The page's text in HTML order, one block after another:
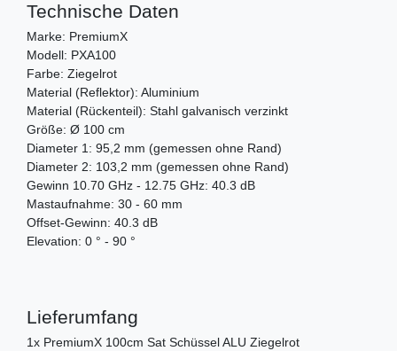
Technische Daten
Marke: PremiumX
Modell: PXA100
Farbe: Ziegelrot
Material (Reflektor): Aluminium
Material (Rückenteil): Stahl galvanisch verzinkt
Größe: Ø 100 cm
Diameter 1: 95,2 mm (gemessen ohne Rand)
Diameter 2: 103,2 mm (gemessen ohne Rand)
Gewinn 10.70 GHz - 12.75 GHz: 40.3 dB
Mastaufnahme: 30 - 60 mm
Offset-Gewinn: 40.3 dB
Elevation: 0 ° - 90 °
Lieferumfang
1x PremiumX 100cm Sat Schüssel ALU Ziegelrot